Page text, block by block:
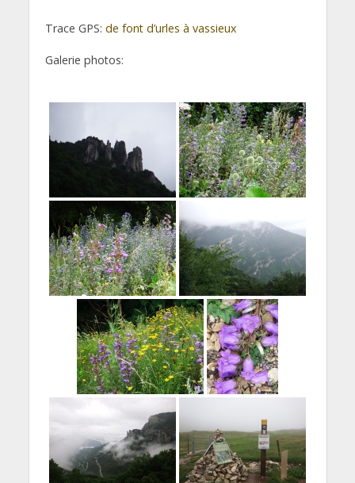
Trace GPS: de font d’urles à vassieux
Galerie photos: